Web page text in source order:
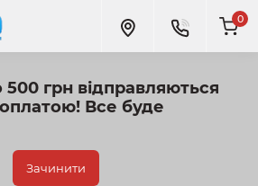
грн відправляються
Все буде
Зачинити
0